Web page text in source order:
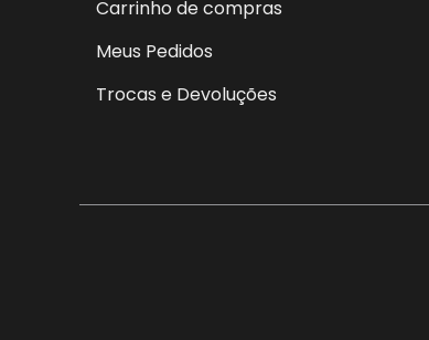
Carrinho de compras
Meus Pedidos
Trocas e Devoluções